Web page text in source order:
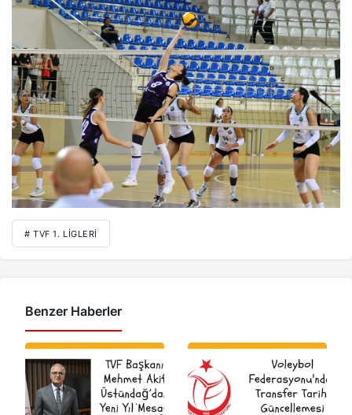
# TVF 1. LIGLERI
Benzer Haberler